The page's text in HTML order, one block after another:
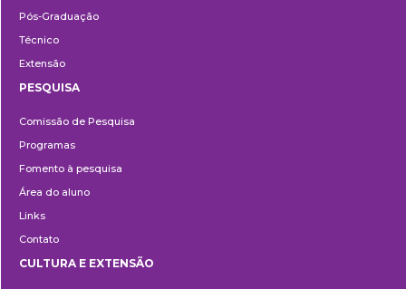
Pós-Graduação
Técnico
Extensão
PESQUISA
Comissão de Pesquisa
Programas
Fomento à pesquisa
Área do aluno
Links
Contato
CULTURA E EXTENSÃO